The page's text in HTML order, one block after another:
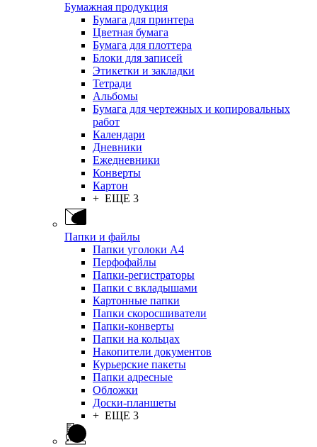
Бумажная продукция
Бумага для принтера
Цветная бумага
Бумага для плоттера
Блоки для записей
Этикетки и закладки
Тетради
Альбомы
Бумага для чертежных и копировальных
работ
Календари
Дневники
Ежедневники
Конверты
Картон
+ ЕЩЕ 3
Папки и файлы
Папки уголоки А4
Перфофайлы
Папки-регистраторы
Папки с вкладышами
Картонные папки
Папки скоросшиватели
Папки-конверты
Папки на кольцах
Накопители документов
Курьерские пакеты
Папки адресные
Обложки
Доски-планшеты
+ ЕЩЕ 3